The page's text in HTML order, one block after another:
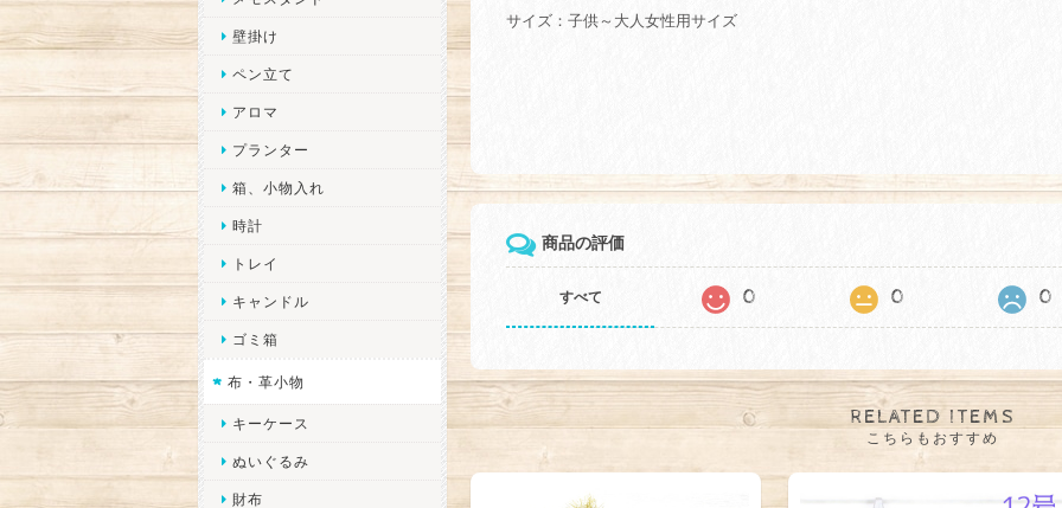
サイズ：子供～大人女性用サイズ
商品の評価
すべて 0 0 0
RELATED ITEMS
こちらもおすすめ
壁掛け
ペン立て
アロマ
プランター
箱、小物入れ
時計
トレイ
キャンドル
ゴミ箱
布・革小物
キーケース
ぬいぐるみ
財布